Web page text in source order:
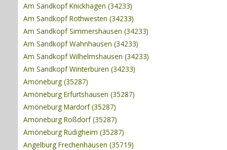
Am Sandkopf Knickhagen (34233)
Am Sandkopf Rothwesten (34233)
Am Sandkopf Simmershausen (34233)
Am Sandkopf Wahnhausen (34233)
Am Sandkopf Wilhelmshausen (34233)
Am Sandkopf Winterbüren (34233)
Amöneburg (35287)
Amöneburg Erfurtshausen (35287)
Amöneburg Mardorf (35287)
Amöneburg Roßdorf (35287)
Amöneburg Rüdigheim (35287)
Angelburg Frechenhausen (35719)